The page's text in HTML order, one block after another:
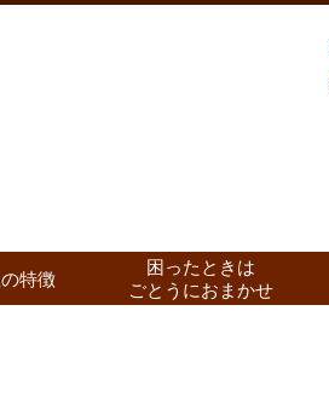
特徴
困ったときは
ごとうにおまかせ